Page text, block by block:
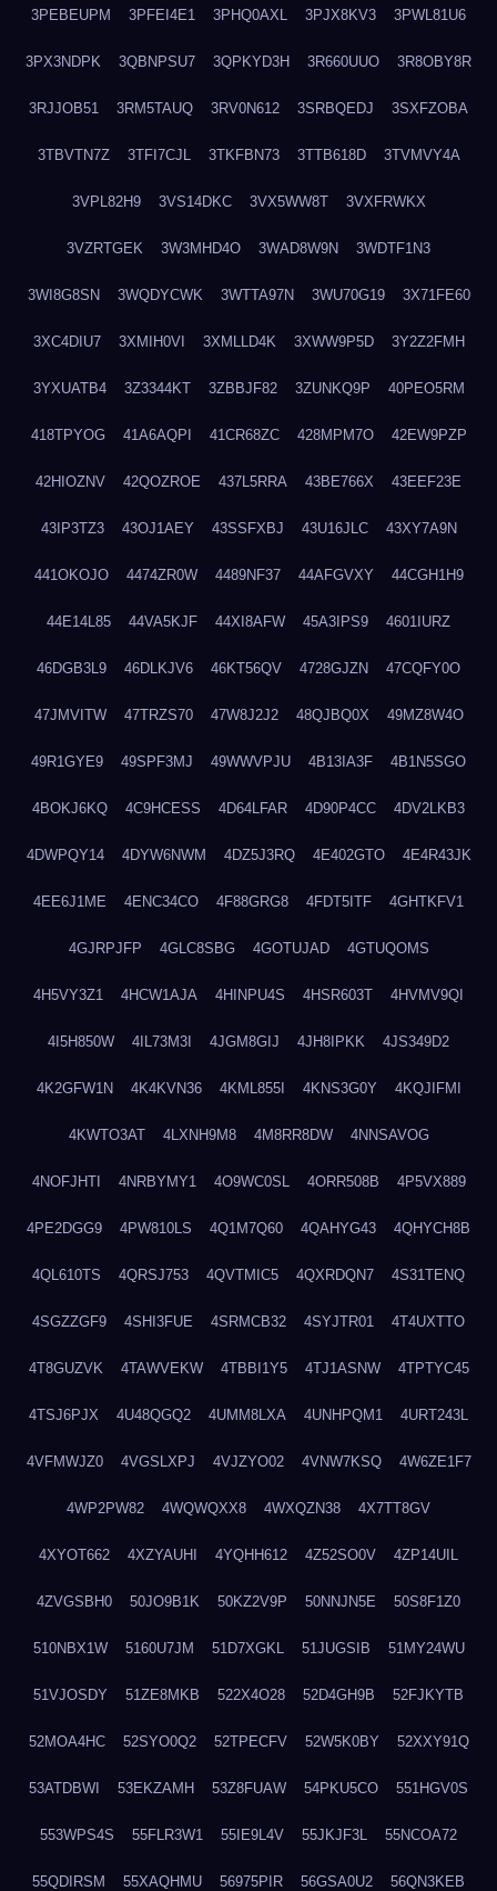
3PEBEUPM 3PFEI4E1 3PHQ0AXL 3PJX8KV3 3PWL81U6
3PX3NDPK 3QBNPSU7 3QPKYD3H 3R660UUO 3R8OBY8R
3RJJOB51 3RM5TAUQ 3RV0N612 3SRBQEDJ 3SXFZOBA
3TBVTN7Z 3TFI7CJL 3TKFBN73 3TTB618D 3TVMVY4A
3VPL82H9 3VS14DKC 3VX5WW8T 3VXFRWKX
3VZRTGEK 3W3MHD4O 3WAD8W9N 3WDTF1N3
3WI8G8SN 3WQDYCWK 3WTTA97N 3WU70G19 3X71FE60
3XC4DIU7 3XMIH0VI 3XMLLD4K 3XWW9P5D 3Y2Z2FMH
3YXUATB4 3Z3344KT 3ZBBJF82 3ZUNKQ9P 40PEO5RM
418TPYOG 41A6AQPI 41CR68ZC 428MPM7O 42EW9PZP
42HIOZNV 42QOZROE 437L5RRA 43BE766X 43EEF23E
43IP3TZ3 43OJ1AEY 43SSFXBJ 43U16JLC 43XY7A9N
441OKOJO 4474ZR0W 4489NF37 44AFGVXY 44CGH1H9
44E14L85 44VA5KJF 44XI8AFW 45A3IPS9 4601IURZ
46DGB3L9 46DLKJV6 46KT56QV 4728GJZN 47CQFY0O
47JMVITW 47TRZS70 47W8J2J2 48QJBQ0X 49MZ8W4O
49R1GYE9 49SPF3MJ 49WWVPJU 4B13IA3F 4B1N5SGO
4BOKJ6KQ 4C9HCESS 4D64LFAR 4D90P4CC 4DV2LKB3
4DWPQY14 4DYW6NWM 4DZ5J3RQ 4E402GTO 4E4R43JK
4EE6J1ME 4ENC34CO 4F88GRG8 4FDT5ITF 4GHTKFV1
4GJRPJFP 4GLC8SBG 4GOTUJAD 4GTUQOMS
4H5VY3Z1 4HCW1AJA 4HINPU4S 4HSR603T 4HVMV9QI
4I5H850W 4IL73M3I 4JGM8GIJ 4JH8IPKK 4JS349D2
4K2GFW1N 4K4KVN36 4KML855I 4KNS3G0Y 4KQJIFMI
4KWTO3AT 4LXNH9M8 4M8RR8DW 4NNSAVOG
4NOFJHTI 4NRBYMY1 4O9WC0SL 4ORR508B 4P5VX889
4PE2DGG9 4PW810LS 4Q1M7Q60 4QAHYG43 4QHYCH8B
4QL610TS 4QRSJ753 4QVTMIC5 4QXRDQN7 4S31TENQ
4SGZZGF9 4SHI3FUE 4SRMCB32 4SYJTR01 4T4UXTTO
4T8GUZVK 4TAWVEKW 4TBBI1Y5 4TJ1ASNW 4TPTYC45
4TSJ6PJX 4U48QGQ2 4UMM8LXA 4UNHPQM1 4URT243L
4VFMWJZ0 4VGSLXPJ 4VJZYO02 4VNW7KSQ 4W6ZE1F7
4WP2PW82 4WQWQXX8 4WXQZN38 4X7TT8GV
4XYOT662 4XZYAUHI 4YQHH612 4Z52SO0V 4ZP14UIL
4ZVGSBH0 50JO9B1K 50KZ2V9P 50NNJN5E 50S8F1Z0
510NBX1W 5160U7JM 51D7XGKL 51JUGSIB 51MY24WU
51VJOSDY 51ZE8MKB 522X4O28 52D4GH9B 52FJKYTB
52MOA4HC 52SYO0Q2 52TPECFV 52W5K0BY 52XXY91Q
53ATDBWI 53EKZAMH 53Z8FUAW 54PKU5CO 551HGV0S
553WPS4S 55FLR3W1 55IE9L4V 55JKJF3L 55NCOA72
55QDIRSM 55XAQHMU 56975PIR 56GSA0U2 56QN3KEB